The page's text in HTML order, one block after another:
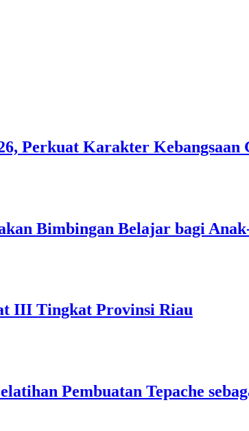
Perkuat Karakter Kebangsaan
Bimbingan Belajar bagi
III Tingkat Provinsi Riau
Pembuatan Tepache